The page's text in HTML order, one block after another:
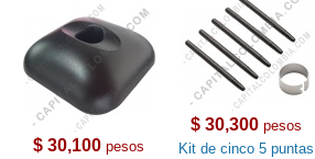
$ 30,100 pesos
$ 30,300 pesos
Kit de cinco 5 puntas